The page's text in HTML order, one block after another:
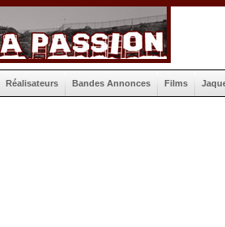
Réalisateurs Bandes Annonces Films